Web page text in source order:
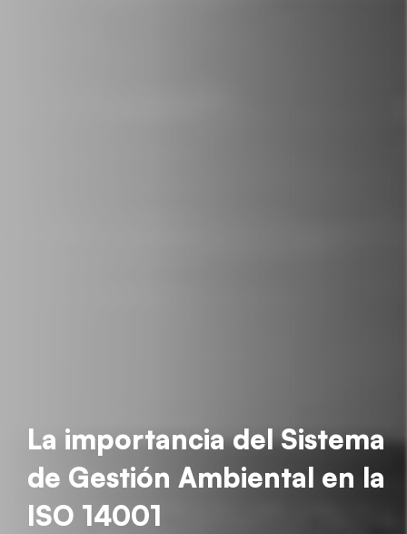
La importancia del Sistema
de Gestión Ambiental en la
ISO 14001